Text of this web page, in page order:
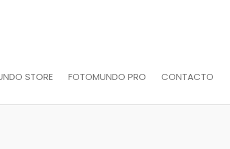
FOTOMUNDO PRO CONTACTO